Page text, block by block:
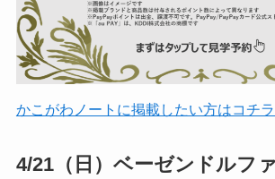
かこがわノートに掲載したい方はコチラ
4/21（日）ベーゼンドルフ